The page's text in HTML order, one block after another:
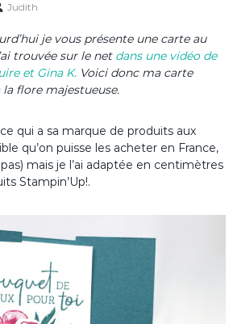
Judith
je vous présente une carte au
trouvée sur le net dans une vidéo de
et Gina K.Voici donc ma carte
flore majestueuse.
qui a sa marque de produits aux
qu’on puisse les acheter en France,
mais je l’ai adaptée en centimètres
Stampin’Up!.